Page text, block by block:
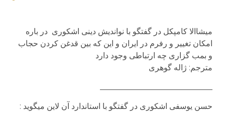
میشاالا کامپکل در گفتگو با نواندیش دینی اشکوری در باره
امکان تغییر و رفرم در ایران و این که بین قدغن کردن حجاب
و بمب گزاری چه ارتباطی وجود دارد
مترجم: ژاله گوهری
حسن یوسفی اشکوری در گفتگو با استاندارد آن لاین میگوید :